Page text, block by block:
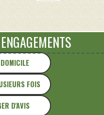
FOIS
ENGAGEMENTS
D'AVIS